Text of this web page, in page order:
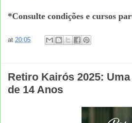
*Consulte condições e cursos
at 20:05
Retiro Kairós 2025:
de 14 Anos